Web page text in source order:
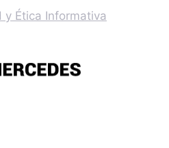
Ética Informativa